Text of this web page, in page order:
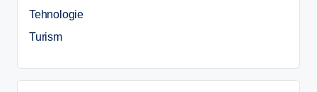
Tehnologie
Turism